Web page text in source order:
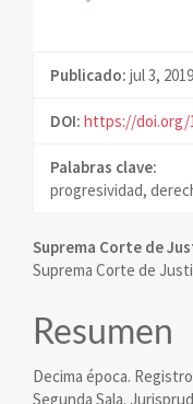
Publicado: jul 3, 2019
DOI: https://doi.org/
Palabras clave:
progresividad,
Contenido
principal
del
artículo
Suprema Corte de
Suprema Corte de
Resumen
Decima época.
Segunda Sala.